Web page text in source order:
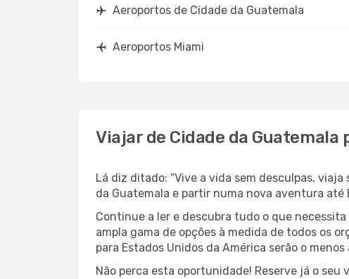
Aeroportos de Cidade da Guatemala
Aeroportos Miami
Viajar de Cidade da Guatemala
Lá diz ditado: “Vive a vida sem desculpas,
da Guatemala e partir numa nova aventura até
Continue a ler e descubra tudo o que
ampla gama de opções à medida de todos os
para Estados Unidos da América serão o
Não perca esta oportunidade! Reserve já o seu